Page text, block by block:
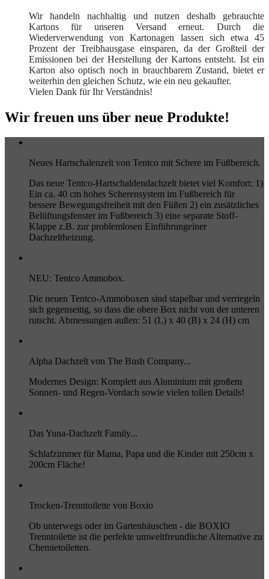
Wir handeln nachhaltig und nutzen deshalb gebrauchte
Kartons für unseren Versand erneut. Durch die
Wiederverwendung von Kartonagen lassen sich etwa 45
Prozent der Treibhausgase einsparen, da der Großteil der
Emissionen bei der Herstellung der Kartons entsteht. Ist ein
Karton also optisch noch in brauchbarem Zustand, bietet er
weiterhin den gleichen Schutz, wie ein neu gekaufter.
Vielen Dank für Ihr Verständnis!
Wir freuen uns über neue Produkte!
Neues Hartschalenzelt von Tentco mit Schere im Fußbereich.
Das neue Tentco-Hartschaldendachzelt bietet viel Komfort: 1)
Ein ca. 40 cm hohes Scherensystem im Fußbereich für
bessere Bewegungsfreiheit mit den Füßen 2) ein zusätzliches
Belüftungsfenster im Fußbereich 3) eine separate Stoff-
Klappe z.B. zur problemlosen Einführungeiner
Dachzeltheizung.
NEU: Tentco Ammobox.
Die neuen Tentco-Ammoboxen sind stapelbar und verriegeln
sich gegenseitig, so dass die obere Box nicht von der unteren
rutscht. Abmessungen außen: 51 (L) x 40 (B) x 24 (H) cm
Alpha Dachzelt von The Bush Company...
Modernes Design: Komplett aus Aluminium mit großem
Sonnen- und Regen-Vordach sowie vielen tollen Details!
Das Yuna-Dachzelt Family...
Schlafzimmer für Mama, Papa und die Kinder mit 250cm x
200cm Fläche!
Trocken-Trenntoilette von Boxio
Ob unterwegs oder im Gartenhäuschen - die BOXIO
Trenntoilette ist die perfekte umweltfreundliche Alternative zu
Chemietoiletten.